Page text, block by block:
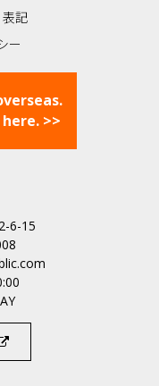
記
ー
>>
6-15